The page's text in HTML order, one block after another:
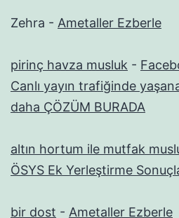
Zehra - Ametaller Ezberle
pirinç havza musluk -
Canlı yayın trafiğinde
daha ÇÖZÜM BURADA
altın hortum ile mutfak
ÖSYS Ek Yerleştirme
bir dost - Ametaller Ezberle